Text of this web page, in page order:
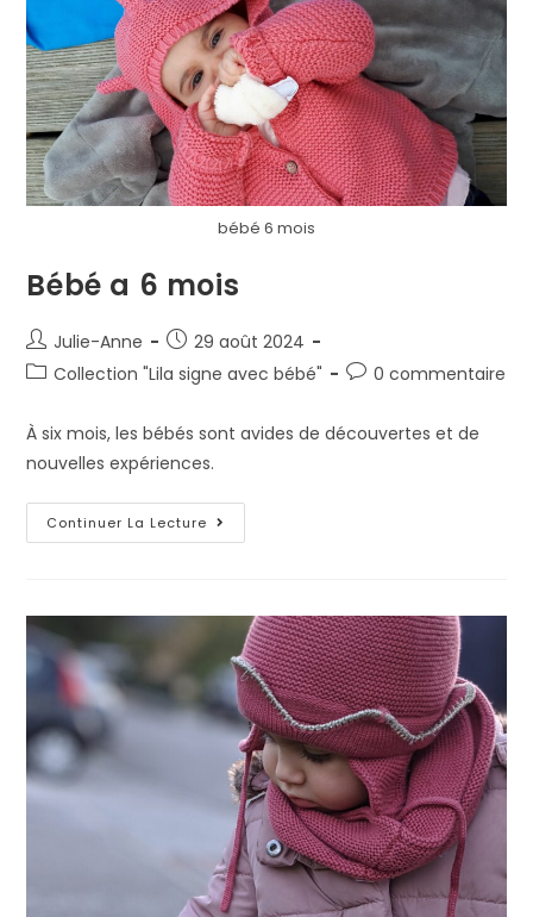
bébé 6 mois
Bébé a 6 mois
Julie-Anne
29 août 2024
Collection "Lila signe avec bébé"
0 commentaire
À six mois, les bébés sont avides de découvertes et de
nouvelles expériences.
Continuer La Lecture